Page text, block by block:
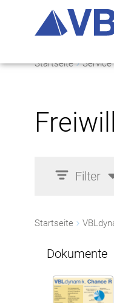
Startseite Service
Filter
Startseite
Dokumente